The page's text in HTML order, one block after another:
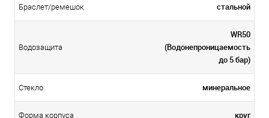
Браслет/ремешок стальной
Водозащита
WR50
(Водонепроницаемость
до 5 бар)
Стекло минеральное
Форма корпуса круг